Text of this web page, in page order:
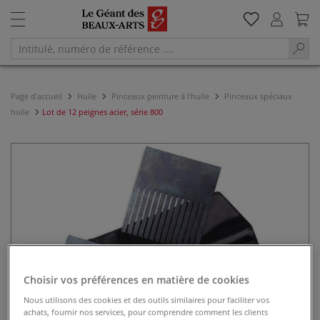
Page d'accueil Huile Pinceaux peinture à l'huile
Pinceaux spéciaux
huile
Lot de 12 peignes acier, série 800
Choisir vos préférences en matière de cookies
Nous utilisons des cookies et des outils similaires pour faciliter vos
achats, fournir nos services, pour comprendre comment les clients